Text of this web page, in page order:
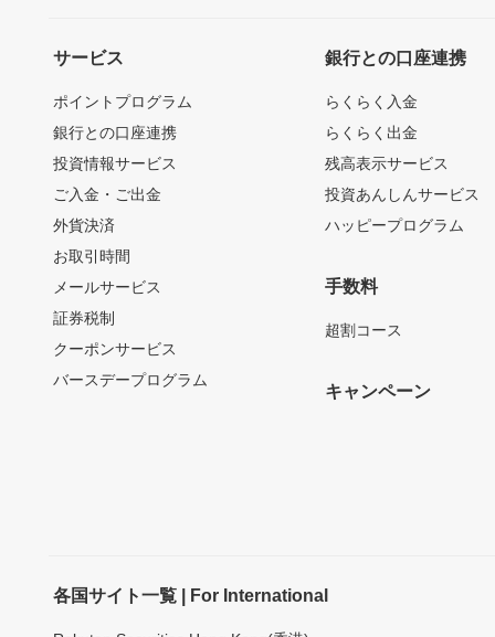
サービス
ポイントプログラム
銀行との口座連携
投資情報サービス
ご入金・ご出金
外貨決済
お取引時間
メールサービス
証券税制
クーポンサービス
バースデープログラム
銀行との口座連携
らくらく入金
らくらく出金
残高表示サービス
投資あんしんサービス
ハッピープログラム
手数料
超割コース
キャンペーン
各国サイト一覧 | For International